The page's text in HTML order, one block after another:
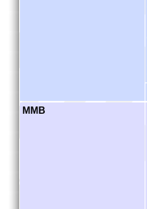
MMB